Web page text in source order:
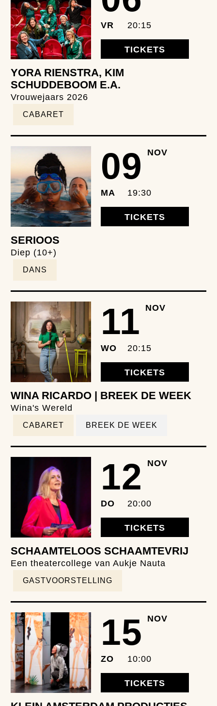
VR 20:15
TICKETS
YORA RIENSTRA, KIM
SCHUDDEBOOM E.A.
Vrouwejaars 2026
CABARET
09 NOV
MA 19:30
TICKETS
SERIOOS
Diep (10+)
DANS
11 NOV
WO 20:15
TICKETS
WINA RICARDO | BREEK DE WEEK
Wina's Wereld
CABARET BREEK DE WEEK
12 NOV
DO 20:00
TICKETS
SCHAAMTELOOS SCHAAMTEVRIJ
Een theatercollege van Aukje Nauta
GASTVOORSTELLING
15 NOV
ZO 10:00
TICKETS